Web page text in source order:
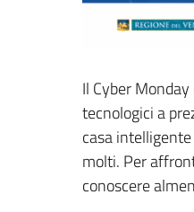
Il Cyber
tecnologici a
casa
molti. Per
conoscere